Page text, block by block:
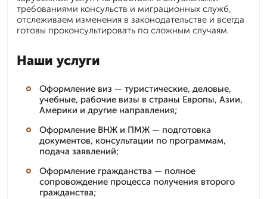
требованиями консульств и миграционных служб,
отслеживаем изменения в законодательстве и всегда
готовы проконсультировать по сложным случаям.
Наши услуги
Оформление виз — туристические, деловые,
учебные, рабочие визы в страны Европы, Азии,
Америки и другие направления;
Оформление ВНЖ и ПМЖ — подготовка
документов, консультации по программам,
подача заявлений;
Оформление гражданства — полное
сопровождение процесса получения второго
гражданства;